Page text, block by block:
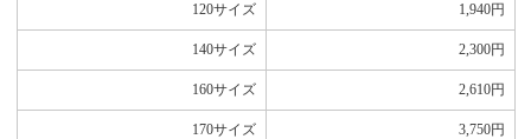
120サイズ 1,940円
140サイズ 2,300円
160サイズ 2,610円
170サイズ 3,750円